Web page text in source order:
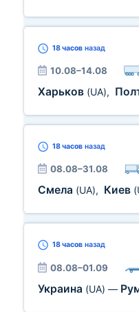
18 часов назад
10.08–14.08
Харьков (UA),
18 часов назад
08.08–31.08
Смела (UA), Киев
18 часов назад
08.08–01.09
Украина (UA) —